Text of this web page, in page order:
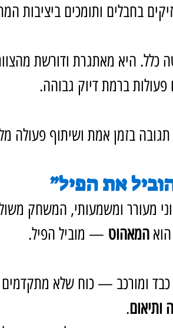
בחבלים ותומכים ביציבות
כלל. היא מאתגרת ודורשת
ברמת דיוק גבוהה.
תגובה בזמן אמת ושיתוף פעולה
את הפיל”
מעורר ומשמעותי, המשחק
המאהוט — מוביל הפיל.
כבד ומורכב — כוח שלא
ותיאום.